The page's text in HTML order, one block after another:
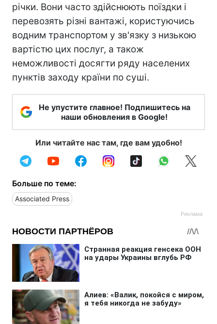
річки. Вони часто здійснюють поїздки і
перевозять різні вантажі, користуючись
водним транспортом у зв'язку з низькою
вартістю цих послуг, а також
неможливості досягти ряду населених
пунктів заходу країни по суші.
Не упустите главное! Подпишитесь на
наши обновления в Google!
Или читайте нас там, где вам удобно!
Больше по теме:
Associated Press